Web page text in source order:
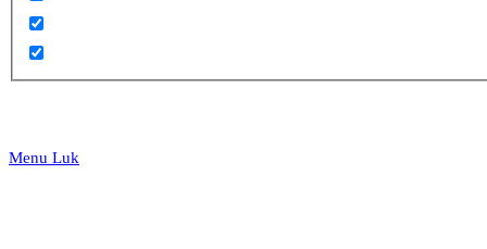
Menu Luk